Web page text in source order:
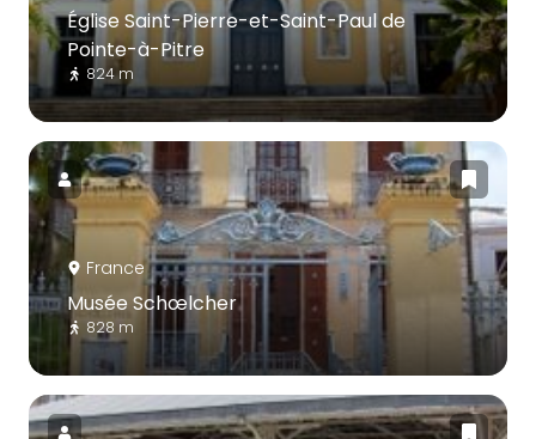
Église Saint-Pierre-et-Saint-Paul de
Pointe-à-Pitre
824 m
France
Musée Schœlcher
828 m